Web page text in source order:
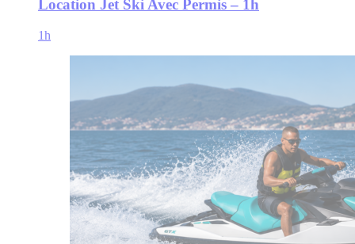
Location Jet Ski Avec Permis – 1h
1h